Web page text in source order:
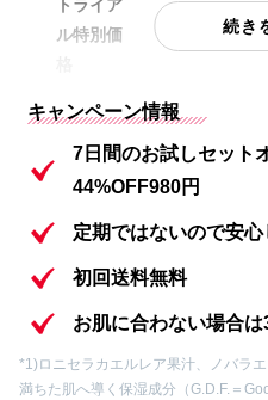
トライア
ル特別価
初回限定980
内容① 化粧水 7日間分
保湿液 7日間分
内容③ 洗顔料 7日間
内容④ オリジナル吸
内容⑤ ザクレンジ
内容⑥ オルビス ザ
キャンペーン情報
7日間のお試しセット
44%OFF980円
定期ではないので安心
初回送料無料
お肌に合わない場合
*1)ロニセラカエルレア果汁、ノバラ
満ちた肌へ導く保湿成分（G.D.F.＝